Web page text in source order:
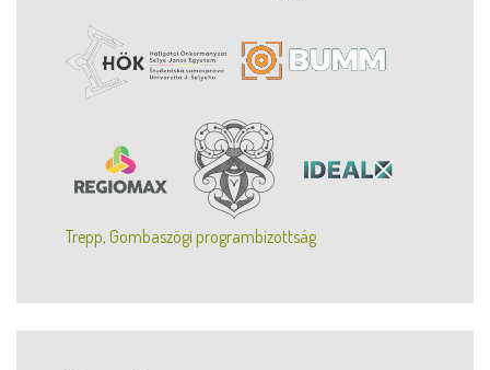
Trepp, Gombaszögi programbizottság